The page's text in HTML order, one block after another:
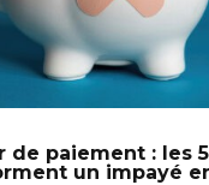
de paiement : les
un impayé